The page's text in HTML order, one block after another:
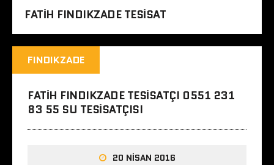
FATIH FINDIKZADE TESISAT
FINDIKZADE
FATIH FINDIKZADE TESISATÇI 0551 231
83 55 SU TESISATÇISI
20 NISAN 2016